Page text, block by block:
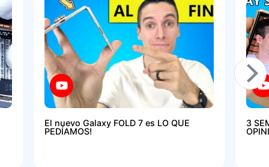
El nuevo Galaxy FOLD 7 es LO QUE
PEDÍAMOS!
3